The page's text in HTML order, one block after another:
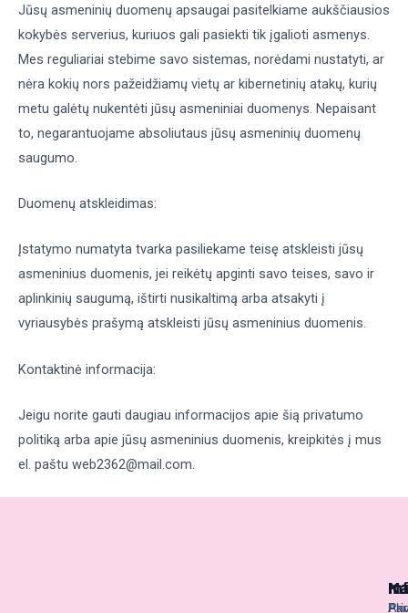
Jūsų asmeninių duomenų apsaugai pasitelkiame aukščiausios
kokybės serverius, kuriuos gali pasiekti tik įgalioti asmenys.
Mes reguliariai stebime savo sistemas, norėdami nustatyti, ar
nėra kokių nors pažeidžiamų vietų ar kibernetinių atakų, kurių
metu galėtų nukentėti jūsų asmeniniai duomenys. Nepaisant
to, negarantuojame absoliutaus jūsų asmeninių duomenų
saugumo.
Duomenų atskleidimas:
Įstatymo numatyta tvarka pasiliekame teisę atskleisti jūsų
asmeninius duomenis, jei reikėtų apginti savo teises, savo ir
aplinkinių saugumą, ištirti nusikaltimą arba atsakyti į
vyriausybės prašymą atskleisti jūsų asmeninius duomenis.
Kontaktinė informacija:
Jeigu norite gauti daugiau informacijos apie šią privatumo
politiką arba apie jūsų asmeninius duomenis, kreipkitės į mus
el. paštu web2362@mail.com.